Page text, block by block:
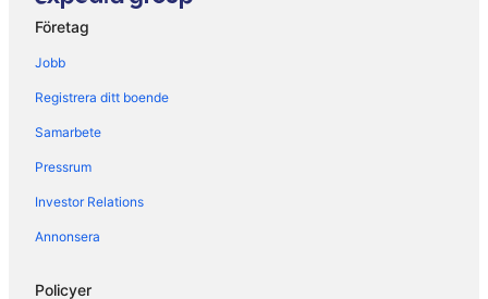
Hotell i Como
Hotell i Ferno
Hotell i Gallarate
Hotell i Malnate
Företag
Jobb
Registrera ditt boende
Samarbete
Pressrum
Investor Relations
Annonsera
Policyer